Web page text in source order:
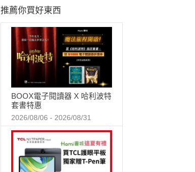
推薦你買好東西
BOOX電子閱讀器 X 哈利波特
套書特惠
2026/08/06 - 2026/08/31